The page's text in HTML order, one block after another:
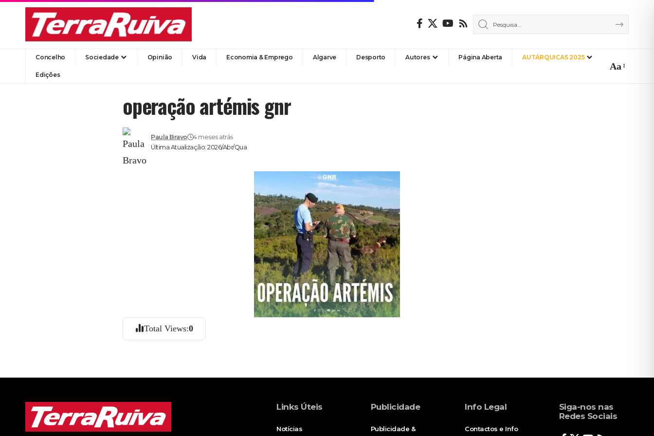
Concelho Sociedade Opinião Vida Economia & Emprego Algarve Desporto Autores Página Aberta AUTÁRQUICAS 2025
Edições
Aa
operação artémis gnr
Última Atualização: 2026/Abr/Qua
Paula Bravo 4 meses atrás
Total Views:0
Links Úteis
Notícias
Publicidade
Publicidade &
Info Legal
Contactos e Info
Siga-nos nas
Redes Sociais